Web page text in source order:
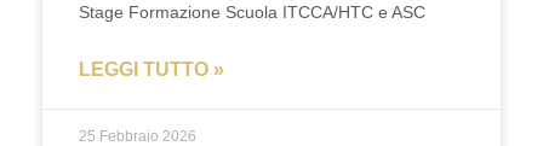
Stage Formazione Scuola ITCCA/HTC e ASC
LEGGI TUTTO »
25 Febbraio 2026